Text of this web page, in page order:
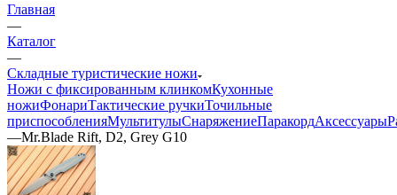
Главная
—
Каталог
—
Складные туристические ножи
Ножи с фиксированным клинкомКухонные
ножиФонариТактические ручкиТочильные
приспособленияМультитулыСнаряжениеПаракордАксессуары
—Mr.Blade Rift, D2, Grey G10